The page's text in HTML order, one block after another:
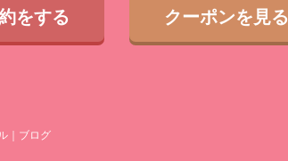
をする クーポンを見る
ブログ